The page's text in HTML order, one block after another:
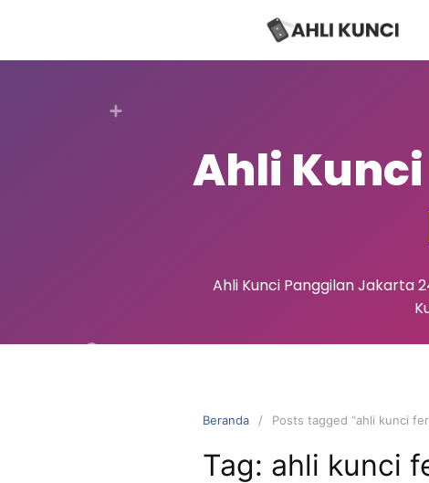
Ahli
Ahli Kunci Panggilan Jakarta
Beranda Posts tagged “ahli kunci
Tag: ahli kunci